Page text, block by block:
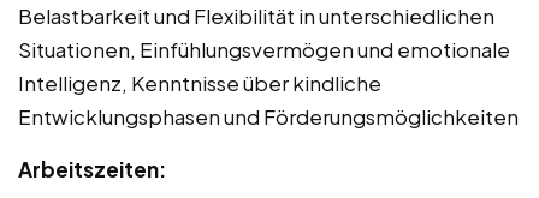
Belastbarkeit und Flexibilität in unterschiedlichen
Situationen, Einfühlungsvermögen und emotionale
Intelligenz, Kenntnisse über kindliche
Entwicklungsphasen und Förderungsmöglichkeiten
Arbeitszeiten: